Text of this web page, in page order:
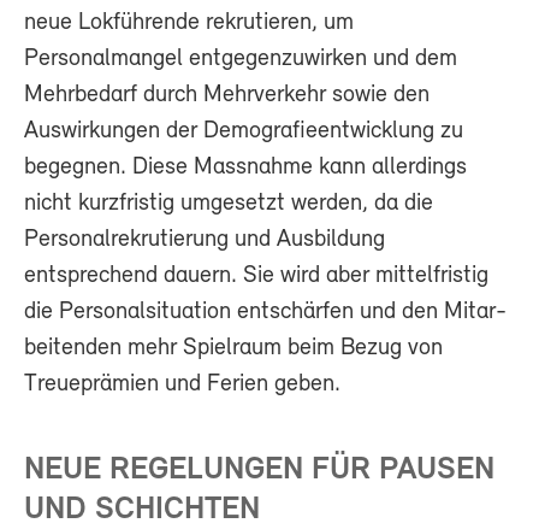
neue Lokführende rekrutieren, um
Personalmangel entgegenzuwirken und dem
Mehrbedarf durch Mehrverkehr sowie den
Auswirkungen der Demografieentwicklung zu
begegnen. Diese Massnahme kann allerdings
nicht kurzfristig umgesetzt werden, da die
Personalrekrutierung und Ausbildung
entsprechend dauern. Sie wird aber mittelfristig
die Personalsituation entschärfen und den Mitar-
beitenden mehr Spielraum beim Bezug von
Treueprämien und Ferien geben.
NEUE REGELUNGEN FÜR PAUSEN
UND SCHICHTEN